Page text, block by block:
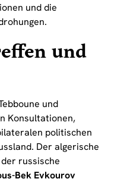
und die
und
und
Konsultationen,
politischen
Der algerische
russische
Bek Evkourov